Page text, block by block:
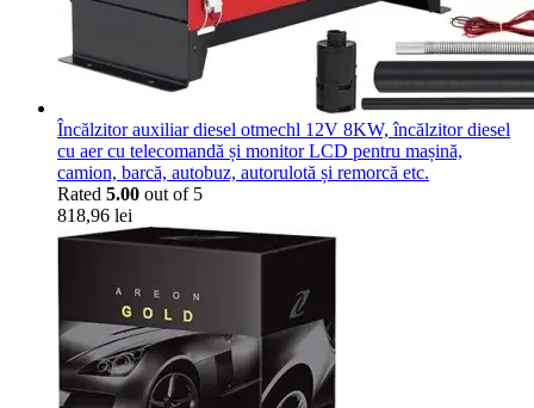
Încălzitor auxiliar diesel otmechl 12V 8KW, încălzitor diesel
cu aer cu telecomandă și monitor LCD pentru mașină,
camion, barcă, autobuz, autorulotă și remorcă etc.
Rated 5.00 out of 5
818,96 lei